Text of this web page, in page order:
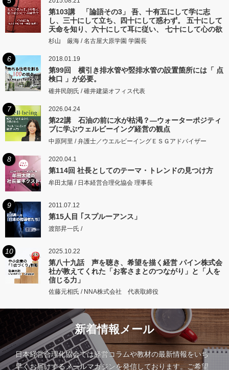
第103講 「論語その3」 吾、十有五にして学に志
し、三十にして立ち、四十にして惑わず。 五十にして
天命を知り、六十にして耳に従い、 七十にして心の欲
するところに従いて矩をこえず。
杉山 厳海 / 名古屋大原学園 学園長
6 2018.01.19
第99回 横引き排水管や竪排水管の設置箇所には「 点
検口 」が必要。
碓井民朗氏 / 碓井建築オフィス代表
7 2026.04.24
第22講 石油の前に水が枯渇？―ウォーターポジティ
ブに学ぶウェルビーイング経営の観点
中原阿里 / 弁護士／ウエルビーイングＥＳＧアドバイザー
8 2020.04.1
第114回 社長としてのテーマ・トレンドの見つけ方
牟田太陽 / 日本経営合理化協会 理事長
9 2011.07.12
第15人目 ｢スプルーアンス」
渡部昇一氏 /
10 2025.10.22
第八十九話 声を聴き、希望を描く経営 パイン株式会
社が教えてくれた「お客さまとのつながり」と「人を
信じる力」
佐藤元相氏 / NNA株式会社 代表取締役
新着情報メール
日本経営合理化協会では経営コラムや教材の最新情報をいち
早くお届けするメールマガジンを発信しております。ご希望